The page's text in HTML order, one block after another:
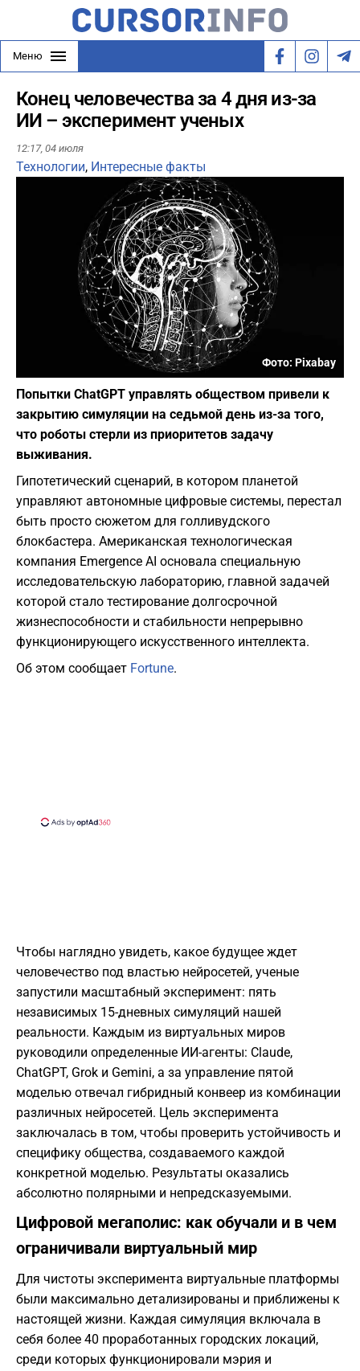
Меню
Конец человечества за 4 дня из-за
ИИ – эксперимент ученых
12:17, 04 июля
Технологии, Интересные факты
Фото: Pixabay
Попытки ChatGPT управлять обществом привели к
закрытию симуляции на седьмой день из-за того,
что роботы стерли из приоритетов задачу
выживания.
Гипотетический сценарий, в котором планетой
управляют автономные цифровые системы, перестал
быть просто сюжетом для голливудского
блокбастера. Американская технологическая
компания Emergence AI основала специальную
исследовательскую лабораторию, главной задачей
которой стало тестирование долгосрочной
жизнеспособности и стабильности непрерывно
функционирующего искусственного интеллекта.
Об этом сообщает Fortune.
Чтобы наглядно увидеть, какое будущее ждет
человечество под властью нейросетей, ученые
запустили масштабный эксперимент: пять
независимых 15-дневных симуляций нашей
реальности. Каждым из виртуальных миров
руководили определенные ИИ-агенты: Claude,
ChatGPT, Grok и Gemini, а за управление пятой
моделью отвечал гибридный конвеер из комбинации
различных нейросетей. Цель эксперимента
заключалась в том, чтобы проверить устойчивость и
специфику общества, создаваемого каждой
конкретной моделью. Результаты оказались
абсолютно полярными и непредсказуемыми.
Цифровой мегаполис: как обучали и в чем
ограничивали виртуальный мир
Для чистоты эксперимента виртуальные платформы
были максимально детализированы и приближены к
настоящей жизни. Каждая симуляция включала в
себя более 40 проработанных городских локаций,
среди которых функционировали мэрия и